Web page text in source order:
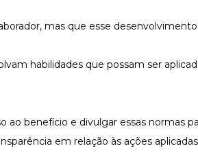
mas que esse
habilidades que possam ser
ao benefício e divulgar essas normas
em relação às ações